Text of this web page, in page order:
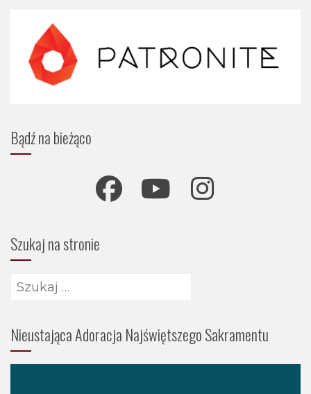
Bądź na bieżąco
Szukaj na stronie
Szukaj:
Nieustająca Adoracja Najświętszego Sakramentu